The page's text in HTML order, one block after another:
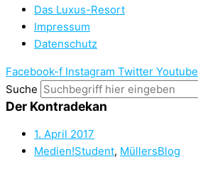
Das Luxus-Resort
Impressum
Datenschutz
Facebook-f Instagram Twitter Youtube
Suche
Der Kontradekan
1. April 2017
Medien!Student, MüllersBlog